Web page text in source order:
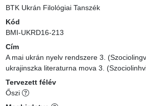
BTK Ukrán Filológiai Tanszék
Kód
BMI-UKRD16-213
Cím
A mai ukrán nyelv rendszere 3.
ukrajinszka literaturna mova 3.
Tervezett félév
Őszi